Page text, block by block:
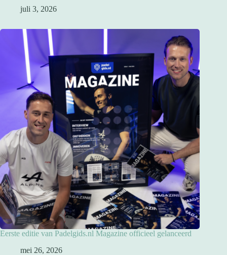
juli 3, 2026
Eerste editie van Padelgids.nl Magazine officieel gelanceerd
mei 26, 2026